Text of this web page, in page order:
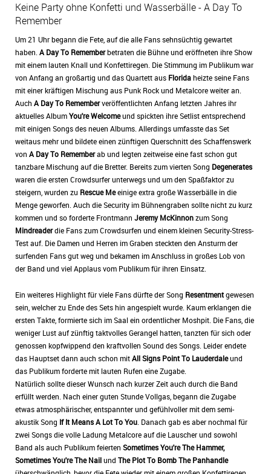
Keine Party ohne Konfetti und Wasserbälle - A Day To
Remember
Um 21 Uhr begann die Fete, auf die alle Fans sehnsüchtig gewartet
haben. A Day To Rememberbetraten die Bühne und eröffneten ihre Show
mit einem lauten Knall und Konfettiregen. Die Stimmung im Publikum war
von Anfang an großartig und das Quartett aus Floridaheizte seine Fans
mit einer kräftigen Mischung aus Punk Rock und Metalcore weiter an.
Auch A Day To Rememberveröffentlichten Anfang letzten Jahres ihr
aktuelles AlbumYou're Welcomeund spickten ihre Setlist entsprechend
mit einigen Songs des neuen Albums. Allerdings umfasste das Set
weitaus mehr und bildete einen zünftigen Querschnitt des Schaffenswerk
von A Day To Rememberab und legten zeitweise eine fast schon gut
tanzbare Mischung auf die Bretter. Bereits zum vierten Song Degenerates
waren die ersten Crowdsurfer unterwegs und um den Spaßfaktor zu
steigern, wurden zu Rescue Meeinige extra große Wasserbälle in die
Menge geworfen. Auch die Security im Bühnengraben sollte nicht zu kurz
kommen und so forderte Frontmann Jeremy McKinnonzum Song
Mindreaderdie Fans zum Crowdsurfen und einem kleinen Security-Stress-
Test auf. Die Damen und Herren im Graben steckten den Ansturm der
surfenden Fans gut weg und bekamen im Anschluss in großes Lob von
der Band und viel Applaus vom Publikum für ihren Einsatz.
Ein weiteres Highlight für viele Fans dürfte der Song Resentmentgewesen
sein, welcher zu Ende des Sets hin angespielt wurde. Kaum erklangen die
ersten Takte, formierte sich im Saal ein ordentlicher Moshpit. Die Fans, die
weniger Lust auf zünftig taktvolles Gerangel hatten, tanzten für sich oder
genossen kopfwippend den kraftvollen Sound des Songs. Leider endete
das Hauptset dann auch schon mitAll Signs Point To Lauderdaleund
das Publikum forderte mit lauten Rufen eine Zugabe.
Natürlich sollte dieser Wunsch nach kurzer Zeit auch durch die Band
erfüllt werden. Nach einer guten Stunde Vollgas, begann die Zugabe
etwas atmosphärischer, entspannter und gefühlvoller mit dem semi-
akustik Song If It Means A Lot To You . Danach gab es aber nochmal für
zwei Songs die volle Ladung Metalcore auf die Lauscher und sowohl
Band als auch Publikum feierten Sometimes You're The Hammer,
Sometimes You're The Nailund The Plot To Bomb The Panhandle